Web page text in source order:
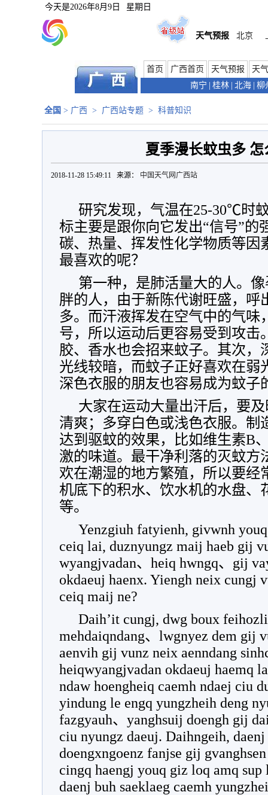
今天是2026年8月9日 星期日
天气预报 北京
首页 广西首页 天气预报
天
南宁
桂林 北海 柳
全国 > 广西 > 广西站专题 > 科普知识
夏季漫长蚊虫多 怎
2018-11-28 15:49:11 来源： 中国天气网广西站
研究发现，气温在25-30℃时
标主要是跟你向它发出“信号”的
碳、热量、挥发性化学物质等因
最喜欢的呢？
第一种，是肺活量大的人。
胖的人，由于新陈代谢旺盛，呼
多。而汗液挥发在空气中的气味
号，所以运动后更容易受到攻击
胶、香水也会招来蚊子。其次，
光线较暗，而蚊子正好喜欢在弱
深色衣服的朋友也容易成为蚊子
大家在运动大量出汗后，要
清爽；多穿白色或浅色衣服。制
达到驱蚊的效果，比如维生素B
激的味道。最干净利落的灭蚊方
欢在潮湿的地方繁殖，所以要经
机底下的积水、饮水机的水盘、
等。
Yenzgiuh fatyienh, givwnh
ceiq lai, duznyungz maij haeb gij
wyangjvadan、heiq hwngq、gij
okdaeuj haenx. Yiengh neix cungj
ceiq maij ne?
Daih’it cungj, dwg boux
mehdaiqndang、lwgnyez dem gij
aenvih gij vunz neix aenndang
heiqwyangjvadan okdaeuj haemq
ndaw hoengheiq caemh ndaej ciu
yindung le engq yungzheih deng
fazgyauh、yanghsuij doengh gij
ciu nyungz daeuj. Daihngeih,
doengxngoenz fanjse gij
cingq haengj youq giz loq amq
daenj buh saeklaeg caemh